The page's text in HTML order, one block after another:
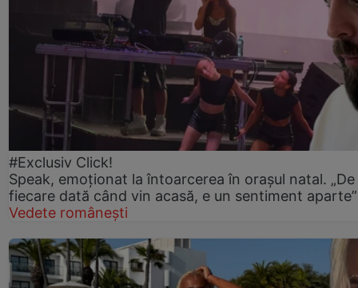
#Exclusiv Click!
Speak, emoționat la întoarcerea în orașul natal. „De
fiecare dată când vin acasă, e un sentiment aparte”
Vedete românești